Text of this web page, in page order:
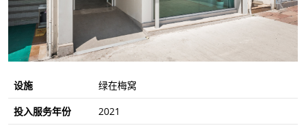
设施
绿在梅窝
投入服务年份
2021